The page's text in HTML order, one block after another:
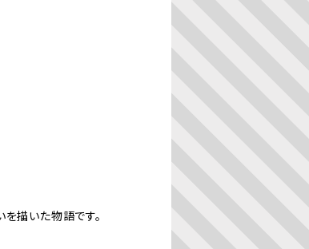
を描いた物語です。